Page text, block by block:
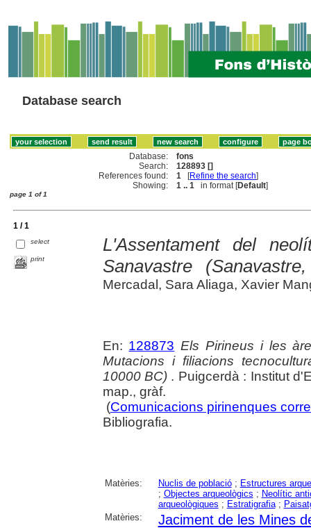
Database search
Database:
fons
Search:
128893 []
References found:
1 [Refine the search]
Showing:
1 .. 1 in format [Default]
page 1 of 1
1 / 1
select
print
L'Assentament del
Sanavastre
Mercadal, Sara Aliaga, Xavier
En: 128873 Els Pirineus i les
Mutacions i filiacions
10000 BC) . Puigcerdà : Institut
map., gràf.
(Comunicacions pirinenques
Bibliografia.
Matèries: Nuclis de població; Estructures
; Objectes arqueològics ; Neolític
arqueològiques ; Estratigrafia;
Matèries:
Jaciment de les Mines